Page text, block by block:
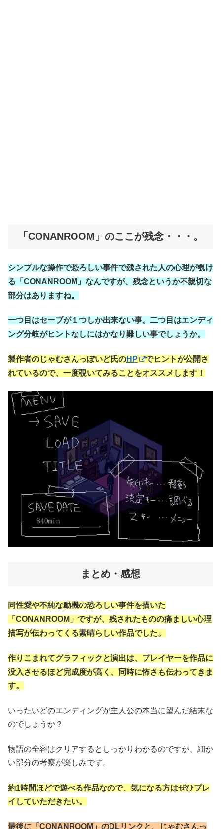
「CONANROOM」のここが残念・・・。
シンプルな操作で恐ろしい事件で残された人の心理が覗け
る「CONANROOM」なんですが、残念というか不親切な
部分はありますね。
一つ目はセーブが１つしか出来ない事。二つ目はエンディ
ング分岐がヒントなしにはかなり難しい事でしょうか。
製作者のじゃむさんっぽいど氏のHP
でヒントが公開さ
れているので、一度覗いてみることをオススメします！
まとめ・感想
同性愛や不純な動機の恐ろしい事件を描いた
「CONANROOM」ですが、残されたものの痛ましい心理
描写が伝わってくる素晴らしい作品でした。
作りこまれてグラフィックと演出は、プレイヤーを作品に
没入させるほど完成度が高く、同時に怖さも伝わってきま
す。
いったいどのエンディングが主人公の本当に望んだ結末な
のでしょうか？
物語の全容はクリアするとしっかりわかるのですが、細か
い部分の考察が楽しみです。
約1時間ほどで遊べる作品なので、気になる方はぜひプレ
イしていただきたい。
最後に「CONANROOM」のDLリンクと、じゃむさんっ